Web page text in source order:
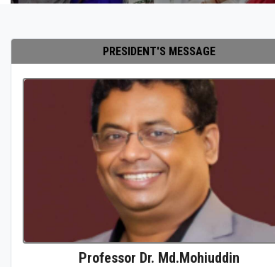
PRESIDENT'S MESSAGE
Professor Dr. Md.Mohiuddin